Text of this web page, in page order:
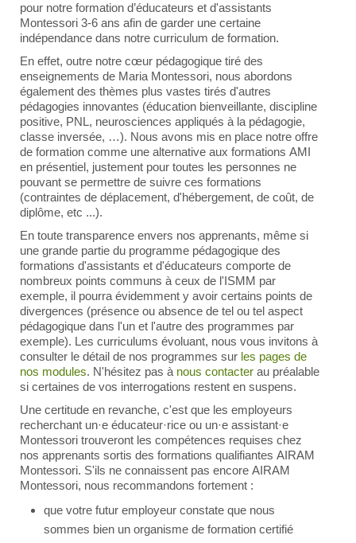
pour notre formation d’éducateurs et d'assistants
Montessori 3-6 ans afin de garder une certaine
indépendance dans notre curriculum de formation.
En effet, outre notre cœur pédagogique tiré des
enseignements de Maria Montessori, nous abordons
également des thèmes plus vastes tirés d'autres
pédagogies innovantes (éducation bienveillante, discipline
positive, PNL, neurosciences appliqués à la pédagogie,
classe inversée, …). Nous avons mis en place notre offre
de formation comme une alternative aux formations AMI
en présentiel, justement pour toutes les personnes ne
pouvant se permettre de suivre ces formations
(contraintes de déplacement, d'hébergement, de coût, de
diplôme, etc ...).
En toute transparence envers nos apprenants, même si
une grande partie du programme pédagogique des
formations d'assistants et d'éducateurs comporte de
nombreux points communs à ceux de l'ISMM par
exemple, il pourra évidemment y avoir certains points de
divergences (présence ou absence de tel ou tel aspect
pédagogique dans l'un et l'autre des programmes par
exemple). Les curriculums évoluant, nous vous invitons à
consulter le détail de nos programmes sur les pages de
nos modules. N'hésitez pas à nous contacter au préalable
si certaines de vos interrogations restent en suspens.
Une certitude en revanche, c'est que les employeurs
recherchant un·e éducateur·rice ou un·e assistant·e
Montessori trouveront les compétences requises chez
nos apprenants sortis des formations qualifiantes AIRAM
Montessori. S'ils ne connaissent pas encore AIRAM
Montessori, nous recommandons fortement :
que votre futur employeur constate que nous
sommes bien un organisme de formation certifié